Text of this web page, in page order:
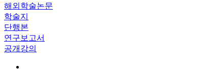
해외학술논문
학술지
단행본
연구보고서
공개강의